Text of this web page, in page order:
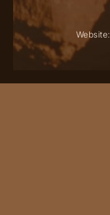
Website: